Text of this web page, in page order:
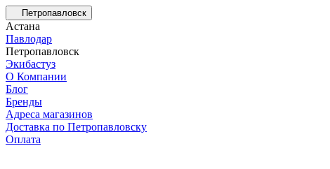
Петропавловск
Астана
Павлодар
Петропавловск
Экибастуз
О Компании
Блог
Бренды
Адреса магазинов
Доставка по Петропавловску
Оплата